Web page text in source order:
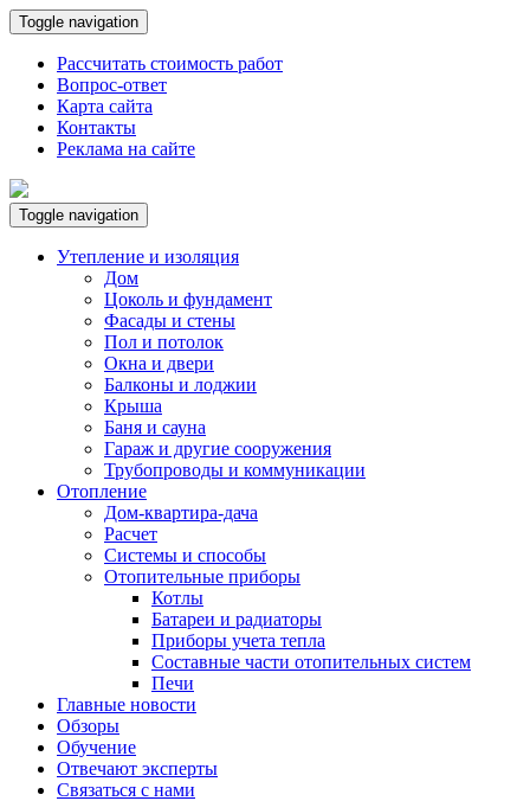
Toggle navigation
Рассчитать стоимость работ
Вопрос-ответ
Карта сайта
Контакты
Реклама на сайте
Toggle navigation
Утепление и изоляция
Дом
Цоколь и фундамент
Фасады и стены
Пол и потолок
Окна и двери
Балконы и лоджии
Крыша
Баня и сауна
Гараж и другие сооружения
Трубопроводы и коммуникации
Отопление
Дом-квартира-дача
Расчет
Системы и способы
Отопительные приборы
Котлы
Батареи и радиаторы
Приборы учета тепла
Составные части отопительных систем
Печи
Главные новости
Обзоры
Обучение
Отвечают эксперты
Связаться с нами